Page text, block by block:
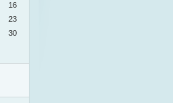
16
23
30